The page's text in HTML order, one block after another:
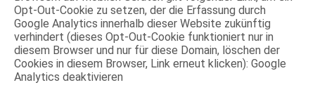
Opt-Out-Cookie zu setzen, der die Erfassung durch
Google Analytics innerhalb dieser Website zukünftig
verhindert (dieses Opt-Out-Cookie funktioniert nur in
diesem Browser und nur für diese Domain, löschen der
Cookies in diesem Browser, Link erneut klicken): Google
Analytics deaktivieren